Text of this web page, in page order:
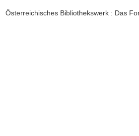
Bibliothekswerk : Das